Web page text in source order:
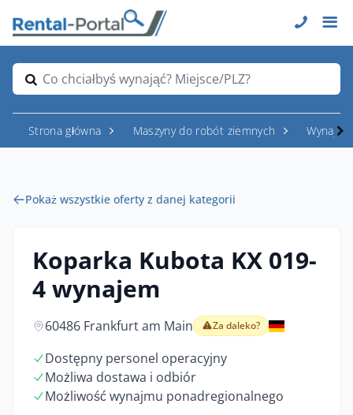
Co chciałbyś wynająć? Miejsce/PLZ?
Strona główna Maszyny do robót ziemnych
Pokaż wszystkie oferty z danej kategorii
Koparka Kubota KX 019-
4 wynajem
60486 Frankfurt am Main Za daleko?
Dostępny personel operacyjny
Możliwa dostawa i odbiór
Możliwość wynajmu ponadregionalnego